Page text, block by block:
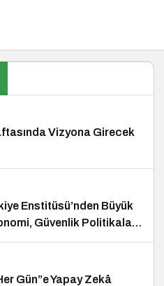
Vizyona Girecek
Enstitüsü’nden Büyük
Güvenlik Politikaları
Gün”e Yapay Zekâ